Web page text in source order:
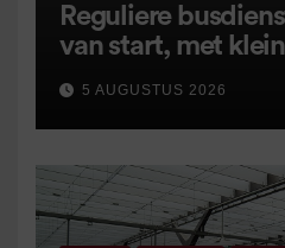
Reguliere
van start, met
5 AUGUSTUS 2026